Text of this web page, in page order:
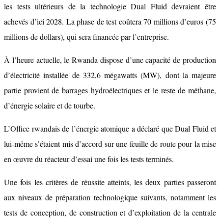
les tests ultérieurs de la technologie Dual Fluid devraient être
achevés d’ici 2028. La phase de test coûtera 70 millions d’euros (75
millions de dollars), qui sera financée par l’entreprise.
À l’heure actuelle, le Rwanda dispose d’une capacité de production
d’électricité installée de 332,6 mégawatts (MW), dont la majeure
partie provient de barrages hydroélectriques et le reste de méthane,
d’énergie solaire et de tourbe.
L’Office rwandais de l’énergie atomique a déclaré que Dual Fluid et
lui-même s’étaient mis d’accord sur une feuille de route pour la mise
en œuvre du réacteur d’essai une fois les tests terminés.
Une fois les critères de réussite atteints, les deux parties passeront
aux niveaux de préparation technologique suivants, notamment les
tests de conception, de construction et d’exploitation de la centrale